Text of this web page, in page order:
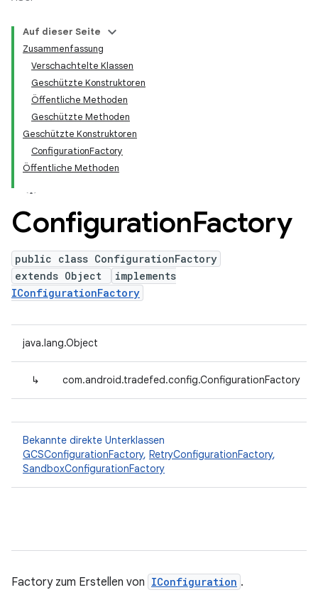
Auf dieser Seite
Zusammenfassung
Verschachtelte Klassen
Geschützte Konstruktoren
Öffentliche Methoden
Geschützte Methoden
Geschützte Konstruktoren
ConfigurationFactory
Öffentliche Methoden
ConfigurationFactory
public class ConfigurationFactory
extends Object
implements
IConfigurationFactory
java.lang.Object
↳ com.android.tradefed.config.ConfigurationFactory
Bekannte direkte Unterklassen
GCSConfigurationFactory, RetryConfigurationFactory,
SandboxConfigurationFactory
Factory zum Erstellen von IConfiguration .